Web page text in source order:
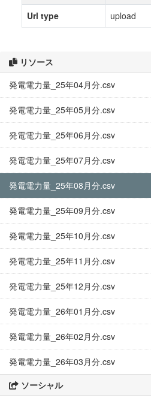
リソース
発電電力量_25年04月分.csv
発電電力量_25年05月分.csv
発電電力量_25年06月分.csv
発電電力量_25年07月分.csv
発電電力量_25年08月分.csv
発電電力量_25年09月分.csv
発電電力量_25年10月分.csv
発電電力量_25年11月分.csv
発電電力量_25年12月分.csv
発電電力量_26年01月分.csv
発電電力量_26年02月分.csv
発電電力量_26年03月分.csv
ソーシャル
Url type
upload